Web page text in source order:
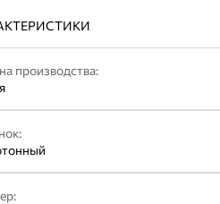
производства: